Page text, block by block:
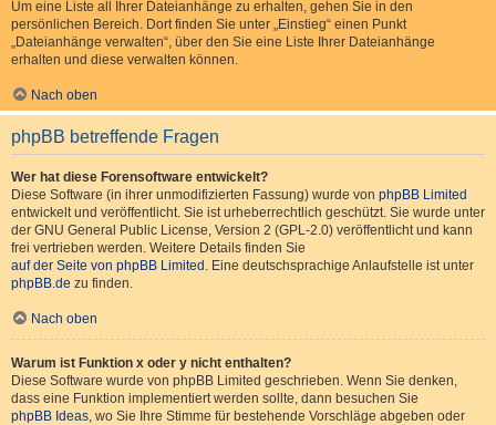
Um eine Liste all Ihrer Dateianhänge zu erhalten, gehen Sie in den
persönlichen Bereich. Dort finden Sie unter „Einstieg“ einen Punkt
„Dateianhänge verwalten“, über den Sie eine Liste Ihrer Dateianhänge
erhalten und diese verwalten können.
Nach oben
phpBB betreffende Fragen
Wer hat diese Forensoftware entwickelt?
Diese Software (in ihrer unmodifizierten Fassung) wurde von phpBB Limited
entwickelt und veröffentlicht. Sie ist urheberrechtlich geschützt. Sie wurde unter
der GNU General Public License, Version 2 (GPL-2.0) veröffentlicht und kann
frei vertrieben werden. Weitere Details finden Sie
auf der Seite von phpBB Limited . Eine deutschsprachige Anlaufstelle ist unter
phpBB.de zu finden.
Nach oben
Warum ist Funktion x oder y nicht enthalten?
Diese Software wurde von phpBB Limited geschrieben. Wenn Sie denken,
dass eine Funktion implementiert werden sollte, dann besuchen Sie
phpBB Ideas, wo Sie Ihre Stimme für bestehende Vorschläge abgeben oder